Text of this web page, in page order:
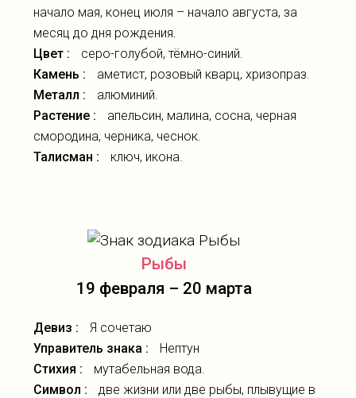
начало мая, конец июля – начало августа, за
месяц до дня рождения.
Цвет :
серо-голубой, тёмно-синий.
Камень :
аметист, розовый кварц, хризопраз.
Металл :
алюминий.
Растение :
апельсин, малина, сосна, черная
смородина, черника, чеснок.
Талисман :
ключ, икона.
Рыбы
19 февраля – 20 марта
Девиз :
Я сочетаю
Управитель знака :
Нептун
Стихия :
мутабельная вода.
Символ :
две жизни или две рыбы, плывущие в